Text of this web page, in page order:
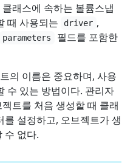
래스에 속하는 볼륨스냅
때 사용되는
driver ,
parameters
필드를 포함한
의 이름은 중요하며, 사용
수 있는 방법이다. 관리자
트를 처음 생성할 때 클래
설정하고, 오브젝트가 생
수 없다.